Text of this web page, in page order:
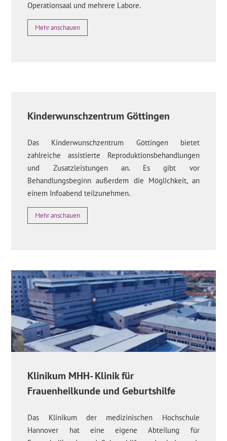
Operationsaal und mehrere Labore.
Mehr anschauen
Kinderwunschzentrum Göttingen
Das Kinderwunschzentrum Göttingen bietet
zahlreiche assistierte Reproduktionsbehandlungen
und Zusatzleistungen an. Es gibt vor
Behandlungsbeginn außerdem die Möglichkeit, an
einem Infoabend teilzunehmen.
Mehr anschauen
Klinikum MHH- Klinik für
Frauenheilkunde und Geburtshilfe
Das Klinikum der medizinischen Hochschule
Hannover hat eine eigene Abteilung für